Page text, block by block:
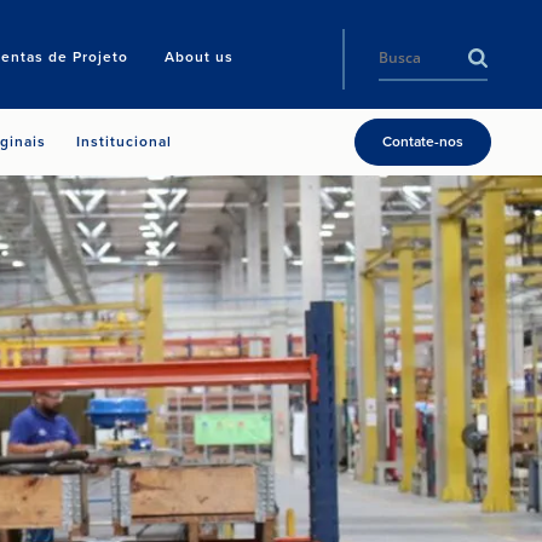
de Projeto About us
Institucional Contate-nos